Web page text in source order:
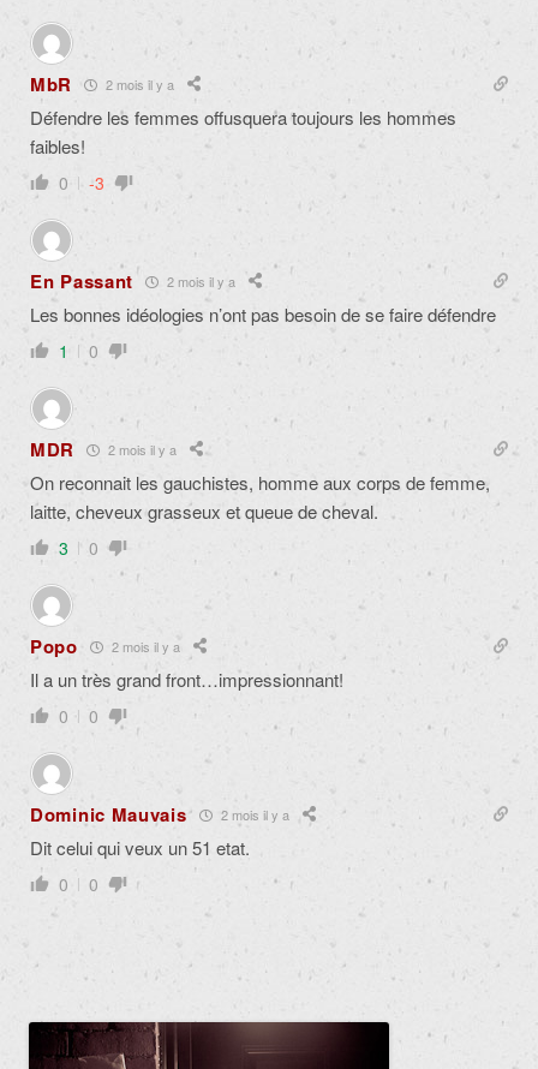
MbR 2 mois il y a
Défendre les femmes offusquera toujours les hommes
faibles!
0 -3
En Passant 2 mois il y a
Les bonnes idéologies n’ont pas besoin de se faire défendre
1 0
MDR 2 mois il y a
On reconnait les gauchistes, homme aux corps de femme,
laitte, cheveux grasseux et queue de cheval.
3 0
Popo 2 mois il y a
Il a un très grand front…impressionnant!
0 0
Dominic Mauvais 2 mois il y a
Dit celui qui veux un 51 etat.
0 0